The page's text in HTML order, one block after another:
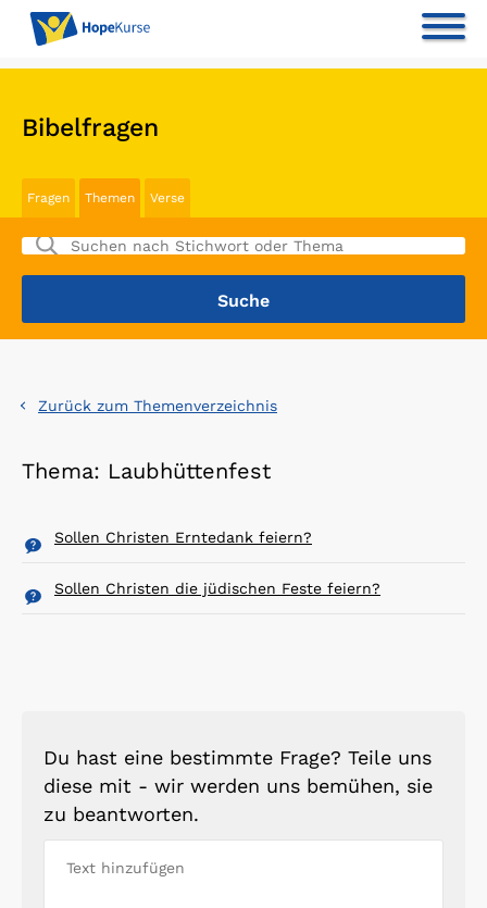
Bibelfragen
Fragen Themen Verse
Zurück zum Themenverzeichnis
Thema: Laubhüttenfest
Sollen Christen Erntedank feiern?
Sollen Christen die jüdischen Feste feiern?
Du hast eine bestimmte Frage? Teile uns
diese mit - wir werden uns bemühen, sie
zu beantworten.